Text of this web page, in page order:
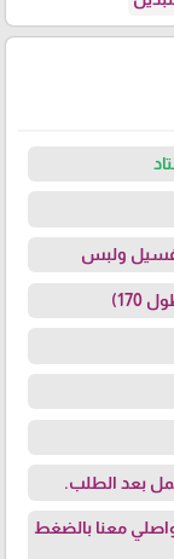
غسيل ولبس
بعد الطلب.
معنابالضغط